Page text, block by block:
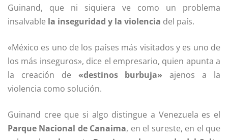
Guinand, que ni siquiera ve como un problema
insalvable la inseguridad y la violencia del país.
«México es uno de los países más visitados y es uno de
los más inseguros», dice el empresario, quien apunta a
la creación de «destinos burbuja» ajenos a la
violencia como solución.
Guinand cree que si algo distingue a Venezuela es el
Parque Nacional de Canaima, en el sureste, en el que